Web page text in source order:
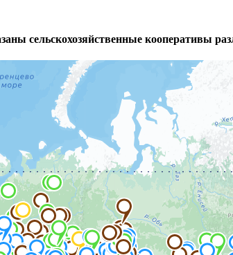
сельскохозяйственные кооперативы